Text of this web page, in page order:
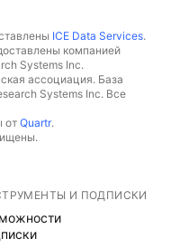
ICE Data Services.
компанией
Systems Inc.
ассоциация. База
Systems Inc. Все
от Quartr.
И ПОДПИСКИ